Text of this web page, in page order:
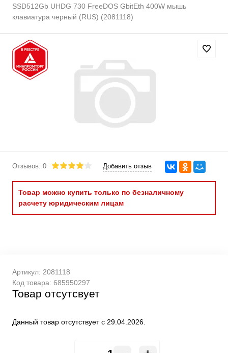
SSD512Gb UHDG 730 FreeDOS GbitEth 400W мышь
клавиатура черный (RUS) (2081118)
Отзывов: 0 Добавить отзыв
Товар можно купить только по безналичному
расчету юридическим лицам
Артикул: 2081118
Код товара: 685950297
Товар отсутсвует
Данный товар отсутствует с 29.04.2026.